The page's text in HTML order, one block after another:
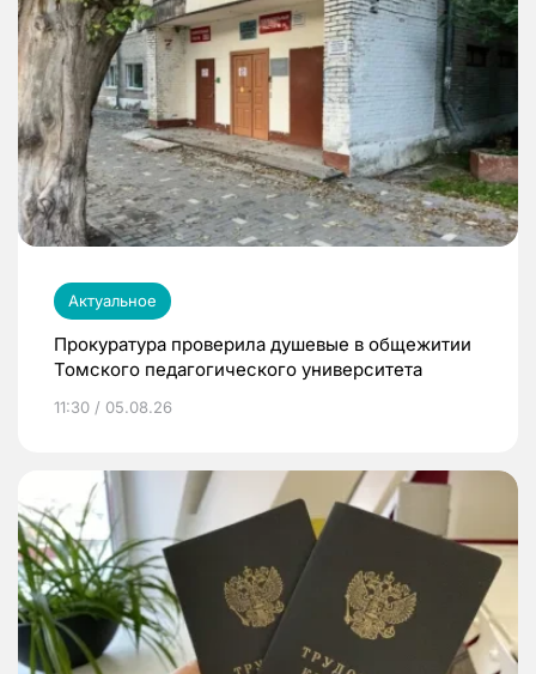
Актуальное
Прокуратура проверила душевые в общежитии
Томского педагогического университета
11:30 / 05.08.26